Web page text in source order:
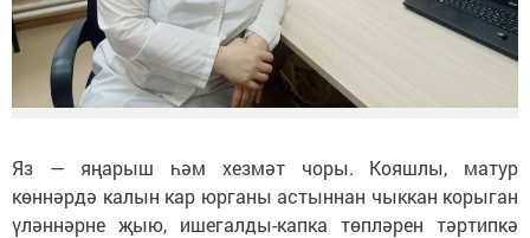
Яз — яңарыш һәм хезмәт чоры. Кояшлы, матур
көннәрдә калын кар юрганы астыннан чыккан корыган
үләннәрне җыю, ишегалды-капка төпләрен тәртипкә